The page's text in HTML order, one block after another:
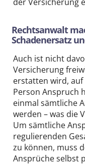
Rechtsanwalt
Schadenersatz
Auch ist nicht
Versicherung
erstatten wird, auf
Person Anspruch
einmal sämtliche
werden – was die
Um sämtliche
regulierenden
zu können, muss
Ansprüche selbst